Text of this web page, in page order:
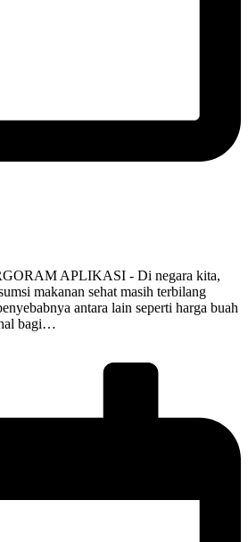
APLIKASI - Di negara kita,
makanan sehat masih terbilang
antara lain seperti harga buah
bagi…